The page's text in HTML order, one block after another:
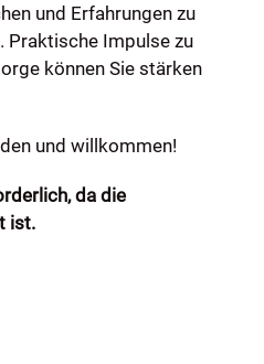
und Erfahrungen zu
Praktische Impulse zu
können Sie stärken
und willkommen!
da die
ist.